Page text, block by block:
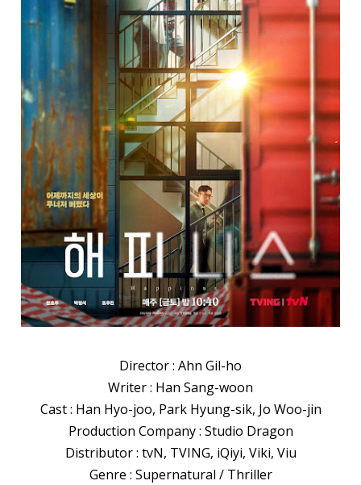
Director : Ahn Gil-ho
Writer : Han Sang-woon
Cast : Han Hyo-joo, Park Hyung-sik, Jo Woo-jin
Production Company : Studio Dragon
Distributor : tvN, TVING, iQiyi, Viki, Viu
Genre : Supernatural / Thriller